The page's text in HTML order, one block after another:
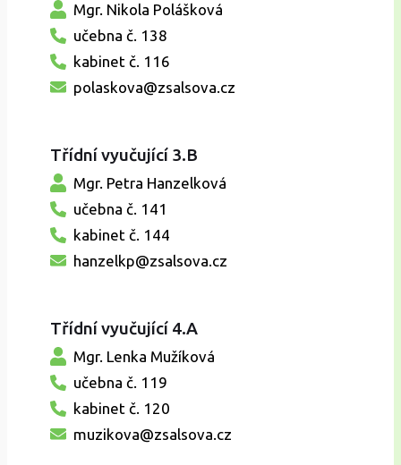
Mgr. Nikola Polášková
učebna č. 138
kabinet č. 116
polaskova@zsalsova.cz
Třídní vyučující 3.B
Mgr. Petra Hanzelková
učebna č. 141
kabinet č. 144
hanzelkp@zsalsova.cz
Třídní vyučující 4.A
Mgr. Lenka Mužíková
učebna č. 119
kabinet č. 120
muzikova@zsalsova.cz